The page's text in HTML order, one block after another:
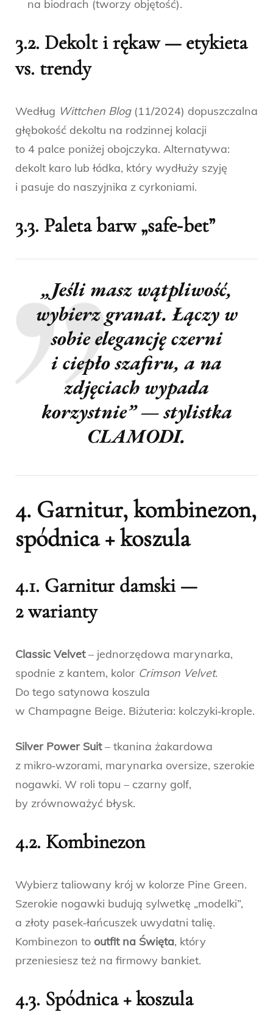
na biodrach (tworzy objętość).
3.2. Dekolt i rękaw — etykieta
vs. trendy
Według Wittchen Blog(11/2024) dopuszczalna
głębokość dekoltu na rodzinnej kolacji
to 4 palce poniżej obojczyka. Alternatywa:
dekolt karo lub łódka, który wydłuży szyję
i pasuje do naszyjnika z cyrkoniami.
3.3. Paleta barw „safe‑bet”
„Jeśli masz wątpliwość,
wybierzgranat. Łączy w
sobie elegancję czerni
i ciepło szafiru, a na
zdjęciach wypada
korzystnie” — stylistka
CLAMODI.
4. Garnitur, kombinezon,
spódnica + koszula
4.1. Garnitur damski —
2 warianty
Classic Velvet– jednorzędowa marynarka,
spodnie z kantem, kolor Crimson Velvet.
Do tego satynowa koszula
w Champagne Beige. Biżuteria: kolczyki‑krople.
Silver Power Suit– tkanina żakardowa
z mikro‑wzorami, marynarka oversize, szerokie
nogawki. W roli topu – czarny golf,
by zrównoważyć błysk.
4.2. Kombinezon
Wybierz taliowany krój w kolorze Pine Green.
Szerokie nogawki budują sylwetkę „modelki”,
a złoty pasek‑łańcuszek uwydatni talię.
Kombinezon to outfit na Święta, który
przeniesiesz też na firmowy bankiet.
4.3. Spódnica + koszula